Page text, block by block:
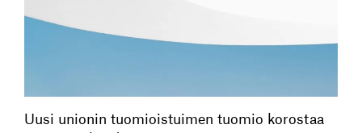
Uusi unionin tuomioistuimen tuomio korostaa